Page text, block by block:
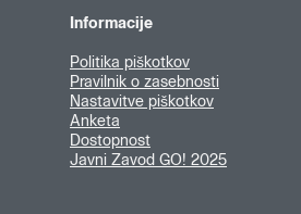
Informacije
Politika piškotkov
Pravilnik o zasebnosti
Nastavitve piškotkov
Anketa
Dostopnost
Javni Zavod GO! 2025